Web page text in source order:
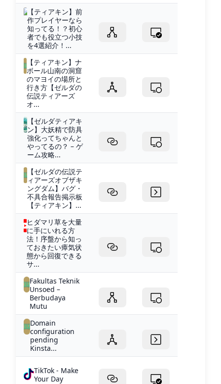
【ティアキン】前
作プレイヤーなら
知ってる！？初心
者でも役立つ小技
を4選紹介！...
【ティアキン】ナ
ボール山南の洞窟
のマヨイの場所と
行き方【ゼルダの
伝説ティアーズ
オ...
【ゼルダティアキ
ン】大妖精で防具
強化ってちゃんと
やってるの？ – ゲ
ーム攻略...
【ゼルダの伝説テ
ィアーズオブザキ
ングダム】バグ・
不具合報告掲示板
【ティアキン】...
ヒダマリ草を大量
に手にいれる方
法！序盤から知っ
ておきたい瘴気状
態から回復できる
サ...
Fakultas Teknik
Unsoed –
Berbudaya
Mutu
Domain
configuration
pending
Kinsta...
TikTok - Make
Your Day